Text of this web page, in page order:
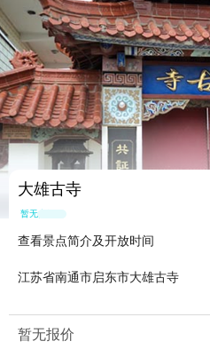
大雄古寺
暂无点评
查看景点简介及开放时间
江苏省南通市启东市大雄古寺
暂无报价
